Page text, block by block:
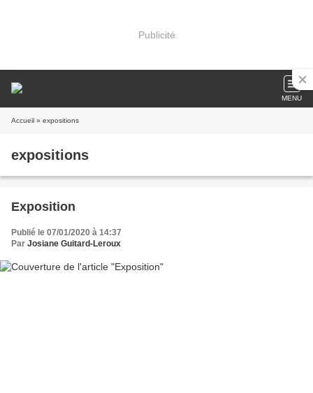
Publicité
MENU
Accueil » expositions
expositions
Exposition
Publié le 07/01/2020 à 14:37
Par Josiane Guitard-Leroux